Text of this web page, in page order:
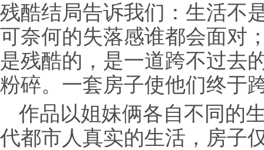
残酷结局告诉我们：生活不
可奈何的失落感谁都会面对
是残酷的，是一道跨不过去
粉碎。一套房子使他们终于
作品以姐妹俩各自不同的
代都市人真实的生活，房子